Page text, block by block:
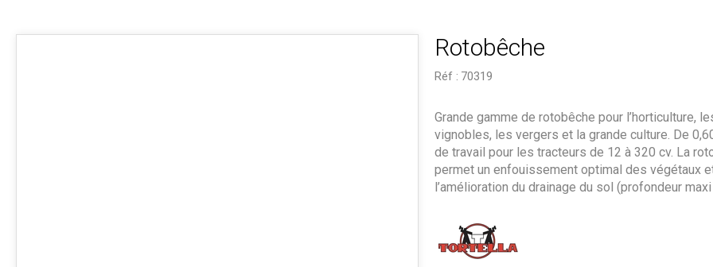
Rotobêche
Réf : 70319
Grande gamme de rotobêche pour l’horticulture,
vignobles, les vergers et la grande culture. De
de travail pour les tracteurs de 12 à 320 cv. La
permet un enfouissement optimal des végétaux
l’amélioration du drainage du sol (profondeur